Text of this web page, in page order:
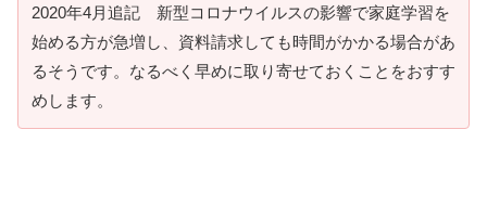
2020年4月追記 新型コロナウイルスの影響で家庭学習を
始める方が急増し、資料請求しても時間がかかる場合があ
るそうです。なるべく早めに取り寄せておくことをおすす
めします。